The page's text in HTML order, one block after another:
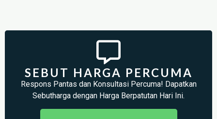
SEBUT HARGA PERCUMA
Respons Pantas dan Konsultasi Percuma! Dapatkan
Sebutharga dengan Harga Berpatutan Hari Ini.